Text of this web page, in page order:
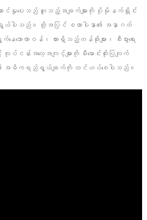
မှုပေးသည် ဟူသည့်အချက်များကို ပိုမိုနက်ရှိုင်း
ယ်ပါသည်။ ထို့အပြင် စထာပါနာ၏ အနာဂတ်
ောတာဝန်၊ ထားရှိသည့်တန်ဖိုးများ၊ စီးပွားရေး
ပ်ငန်းအလေ့အကျင့်များကို မီးမောင်းထိုးပြလျက်
အဓိကရည်ရွယ်ချက်ကို ထင်ဟပ်စေပါသည်။